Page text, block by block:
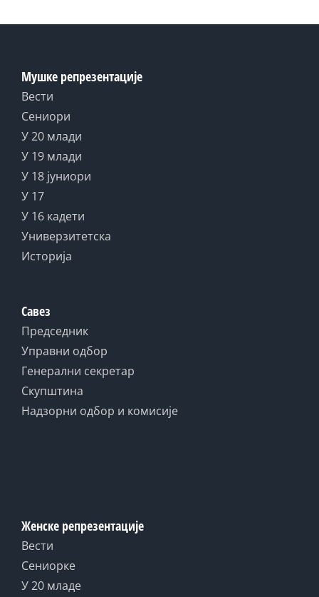
Мушке репрезентације
Вести
Сениори
У 20 млади
У 19 млади
У 18 јуниори
У 17
У 16 кадети
Универзитетска
Историја
Савез
Председник
Управни одбор
Генерални секретар
Скупштина
Надзорни одбор и комисије
Женске репрезентације
Вести
Сениорке
У 20 младе